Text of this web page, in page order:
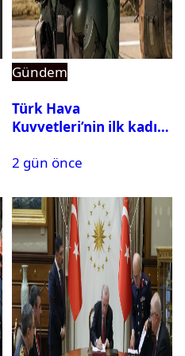
Gündem
Türk Hava
Kuvvetleri’nin ilk kadın
Karapınar hakkında
ortaya çıktı
2 gün önce